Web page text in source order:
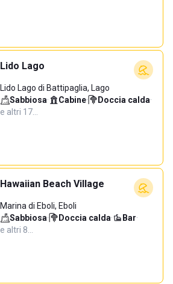
Lido Lago
Lido Lago di Battipaglia, Lago
Sabbiosa· Cabine· Doccia calda·
e altri 17…
Hawaiian Beach Village
Marina di Eboli, Eboli
Sabbiosa· Doccia calda· Bar·
e altri 8…